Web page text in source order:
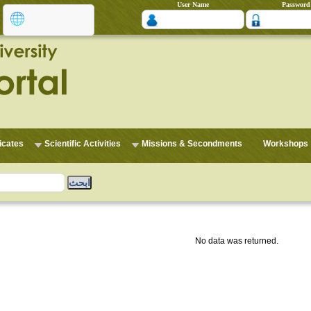
User Name
Scientific Activities Missions & Secondments Workshops
No data was returned.